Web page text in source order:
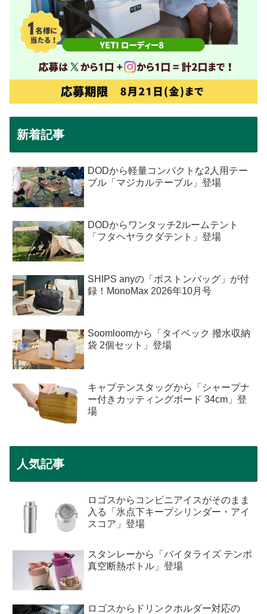
新着記事
DODから軽量コンパクトな2人用テー
ブル「マジカルテーブル」登場
DODからワンタッチ2ルームテント
「フタヘヤラクダテント」登場
SHIPS anyの「ボストンバッグ」が付
録！MonoMax 2026年10月号
Soomloomから「タイベック 撥水収納
袋 2個セット」登場
キャプテンスタッグから「シャープナ
ー付きカッティングボード 34cm」登
場
人気記事
ロゴスからコンビニアイスがそのまま
入る「氷点下キープシリンダー・アイ
スコア」登場
スタンレーから「バイタライズ テンポ
真空断熱ボトル」登場
ロゴスからドリンクホルダー対応の